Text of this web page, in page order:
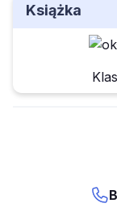
Książka